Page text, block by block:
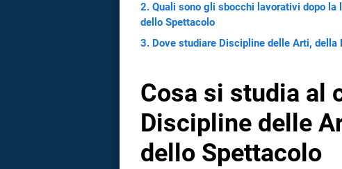
Quali sono gli sbocchi lavorativi dopo
dello Spettacolo
Dove studiare Discipline delle Arti, della
Cosa si studia al
Discipline delle
dello Spettacolo